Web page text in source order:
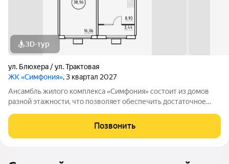
3D-тур
ул. Блюхера / ул. Трактовая
ЖК «Симфония», 3 квартал 2027
Ансамбль жилого комплекса «Симфония» состоит из домов
разной этажности, что позволяет обеспечить достаточное
времени и предлагаем квартиры с уже готовой базовой
отделкой. Заезжайте и живите! ЖК
Позвонить